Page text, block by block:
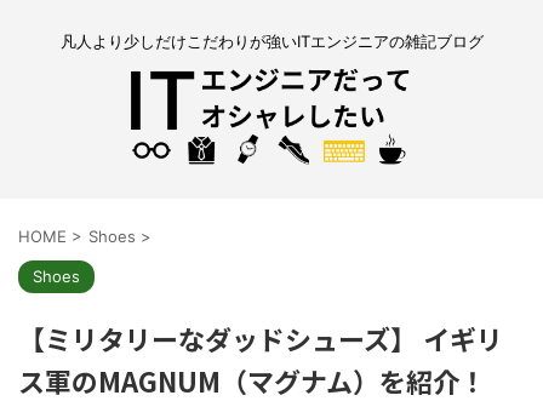
凡人より少しだけこだわりが強いITエンジニアの雑記ブログ
HOME > Shoes >
Shoes
【ミリタリーなダッドシューズ】 イギリ
ス軍のMAGNUM（マグナム）を紹介！